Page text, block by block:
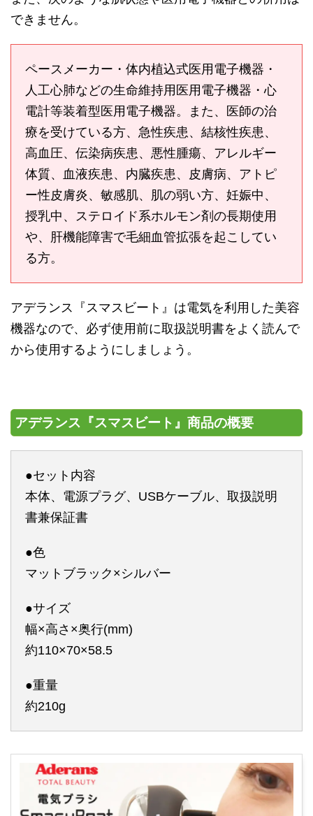
できません。
ペースメーカー・体内植込式医用電子機器・
人工心肺などの生命維持用医用電子機器・心
電計等装着型医用電子機器。また、医師の治
療を受けている方、急性疾患、結核性疾患、
高血圧、伝染病疾患、悪性腫瘍、アレルギー
体質、血液疾患、内臓疾患、皮膚病、アトピ
ー性皮膚炎、敏感肌、肌の弱い方、妊娠中、
授乳中、ステロイド系ホルモン剤の長期使用
や、肝機能障害で毛細血管拡張を起こしてい
る方。
アデランス『スマスビート』は電気を利用した美容
機器なので、必ず使用前に取扱説明書をよく読んで
から使用するようにしましょう。
アデランス『スマスビート』商品の概要
●セット内容
本体、電源プラグ、USBケーブル、取扱説明
書兼保証書
●色
マットブラック×シルバー
●サイズ
幅×高さ×奥行(mm)
約110×70×58.5
●重量
約210g